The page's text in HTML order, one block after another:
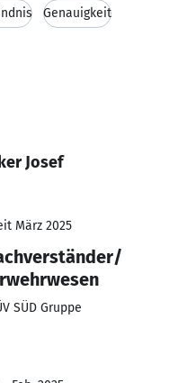
Genauigkeit
Josef
März 2025
SÜD Gruppe